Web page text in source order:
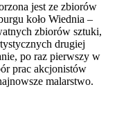
jest ze zbiorów
koło Wiednia –
zbiorów sztuki,
drugiej
po raz pierwszy w
prac akcjonistów
malarstwo.